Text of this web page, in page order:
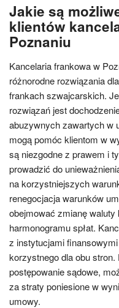
Jakie są
klientów
Poznaniu
Kancelaria frankowa w
różnorodne rozwiązania
frankach szwajcarskich.
rozwiązań jest
abuzywnych zawartych w
mogą pomóc klientom w
są niezgodne z prawem i
prowadzić do
na korzystniejszych
renegocjacja warunków
obejmować zmianę
harmonogramu spłat.
z instytucjami
korzystnego dla obu
postępowanie sądowe,
za straty poniesione w
umowy.